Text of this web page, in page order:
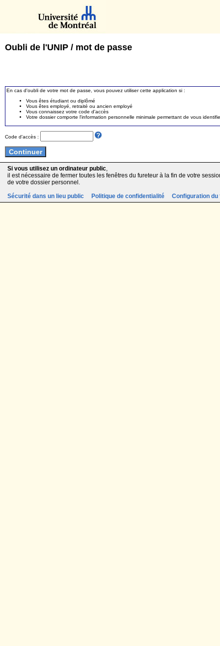
Oubli de l'UNIP / mot de passe
En cas d'oubli de votre mot de passe, vous pouvez utiliser cette application si :
Vous êtes étudiant ou diplômé
Vous êtes employé, retraité ou ancien employé
Vous connaissez votre code d'accès
Votre dossier comporte l'information personnelle minimale permettant de vous
Code d'accès :
Si vous utilisez un ordinateur public,
il est nécessaire de fermer toutes les fenêtres du fureteur à la fin de votre
de votre dossier personnel.
Sécurité dans un lieu public
Politique de confidentialité Configuration du